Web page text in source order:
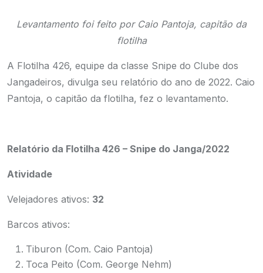
Levantamento foi feito por Caio Pantoja, capitão da
flotilha
A Flotilha 426, equipe da classe Snipe do Clube dos
Jangadeiros, divulga seu relatório do ano de 2022. Caio
Pantoja, o capitão da flotilha, fez o levantamento.
Relatório da Flotilha 426 – Snipe do Janga/2022
Atividade
Velejadores ativos: 32
Barcos ativos:
Tiburon (Com. Caio Pantoja)
Toca Peito (Com. George Nehm)